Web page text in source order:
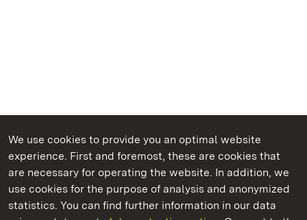
We use cookies to provide you an optimal website
experience. First and foremost, these are cookies that
are necessary for operating the website. In addition, we
use cookies for the purpose of analysis and anonymized
statistics. You can find further information in our data
State Palaces and Gardens of Baden-Wuerttemberg